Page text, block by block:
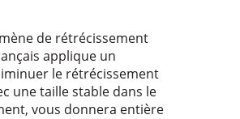
de rétrécissement
applique un
le rétrécissement
une taille stable dans le
vous donnera entière